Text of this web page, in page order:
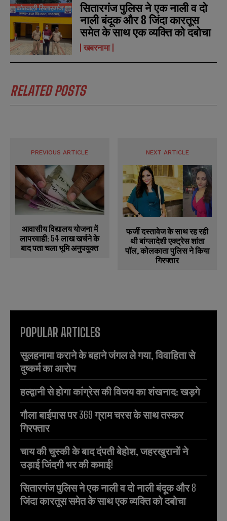
सितारगंज पुलिस ने एक नाली व दो
नाली बंदूक और 8 जिंदा कारतूस
समेत के साथ एक व्यक्ति को दबोचा
खबरनामा
RELATED POSTS
PREVIOUS ARTICLE
आवासीय विद्यालय योजना में
लापरवाही: 54 लाख खर्चने के
बाद पता चला भूमि अनुपयुक्त
NEXT ARTICLE
फर्जी दस्तावेज के साथ रह रही
थी बांग्लादेशी एक्ट्रेस शांता
पॉल, कोलकाता पुलिस ने किया
गिरफ्तार
POPULAR ARTICLES
सुलहनामा कराने के बहाने जंगल ले गया, विवाहिता से
दुष्कर्म का आरोप
हल्द्वानी से होगा कांग्रेस की विजय का शंखनाद: खड़गे
गौला बाईपास पर 369 ग्राम चरस के साथ तस्कर
गिरफ्तार
चाय की चुस्की के बाद दंपती बेहोश, जहरखुरानों ने
उड़ाई जिंदगी भर की कमाई!
सितारगंज पुलिस ने एक नाली व दो नाली बंदूक और 8
जिंदा कारतूस समेत के साथ एक व्यक्ति को दबोचा